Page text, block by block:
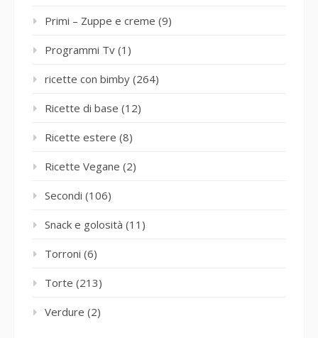
Primi – Zuppe e creme (9)
Programmi Tv (1)
ricette con bimby (264)
Ricette di base (12)
Ricette estere (8)
Ricette Vegane (2)
Secondi (106)
Snack e golosità (11)
Torroni (6)
Torte (213)
Verdure (2)